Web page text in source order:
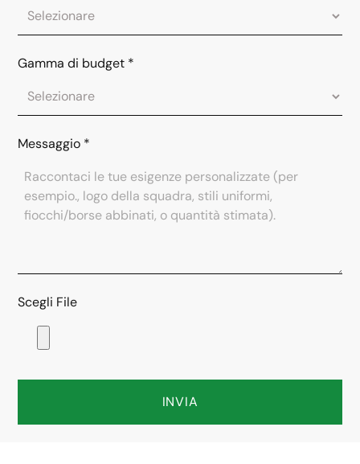
Gamma di budget *
Messaggio *
Scegli File
INVIA